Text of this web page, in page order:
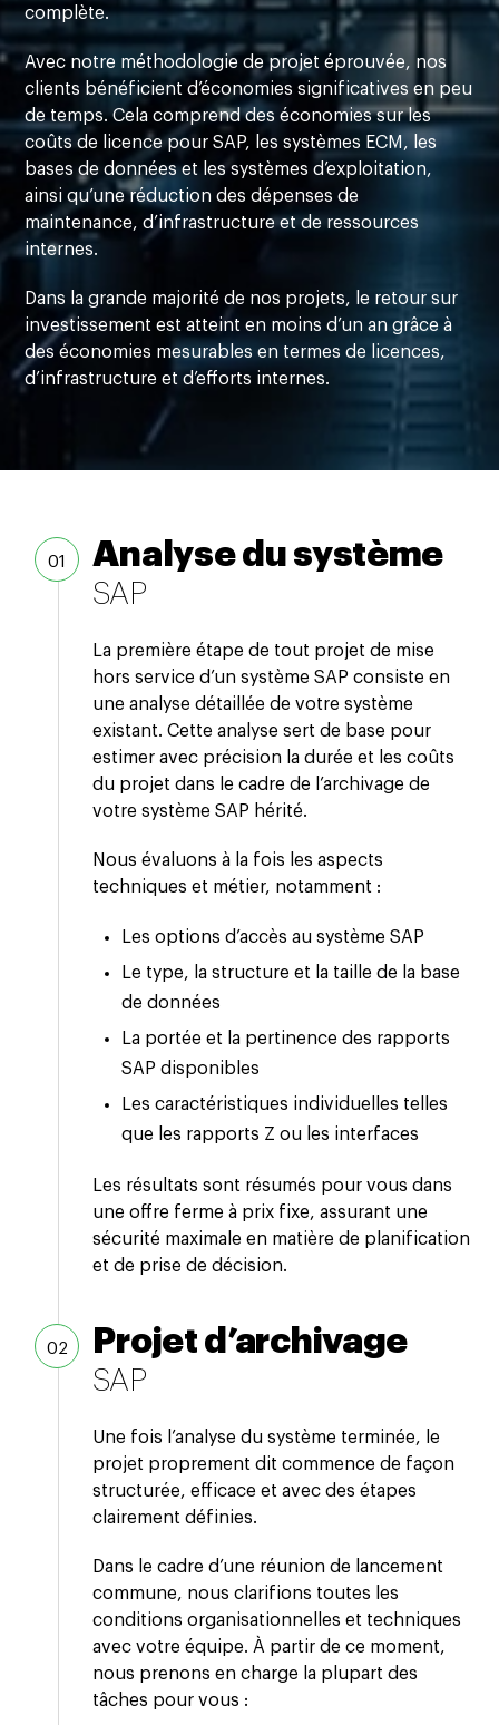
complète.
Avec notre méthodologie de projet éprouvée, nos
clients bénéficient d’économies significatives en peu
de temps. Cela comprend des économies sur les
coûts de licence pour SAP, les systèmes ECM, les
bases de données et les systèmes d’exploitation,
ainsi qu’une réduction des dépenses de
maintenance, d’infrastructure et de ressources
internes.
Dans la grande majorité de nos projets, le retour sur
investissement est atteint en moins d’un an grâce à
des économies mesurables en termes de licences,
d’infrastructure et d’efforts internes.
Analyse du système
SAP
La première étape de tout projet de mise
hors service d’un système SAP consiste en
une analyse détaillée de votre système
existant. Cette analyse sert de base pour
estimer avec précision la durée et les coûts
du projet dans le cadre de l’archivage de
votre système SAP hérité.
Nous évaluons à la fois les aspects
techniques et métier, notamment :
Les options d’accès au système SAP
Le type, la structure et la taille de la base
de données
La portée et la pertinence des rapports
SAP disponibles
Les caractéristiques individuelles telles
que les rapports Z ou les interfaces
Les résultats sont résumés pour vous dans
une offre ferme à prix fixe, assurant une
sécurité maximale en matière de planification
et de prise de décision.
Projet d’archivage
SAP
Une fois l’analyse du système terminée, le
projet proprement dit commence de façon
structurée, efficace et avec des étapes
clairement définies.
Dans le cadre d’une réunion de lancement
commune, nous clarifions toutes les
conditions organisationnelles et techniques
avec votre équipe. À partir de ce moment,
nous prenons en charge la plupart des
tâches pour vous :